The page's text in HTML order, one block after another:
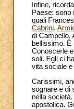
Infine,
Paese: sono
quali
Cabrini,
di Campello,
bellissimo. È
Conoscerle
soli. Egli ci
vita sociale e
Carissimi,
sognare e di
nella
apostolica.